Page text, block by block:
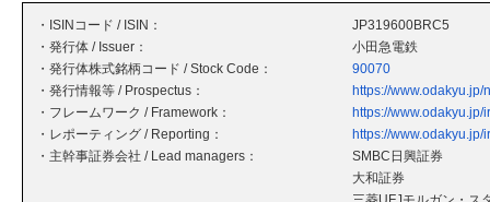
・ISINコード / ISIN：
JP319600BRC5
・発行体 / Issuer：
小田急電鉄
・発行体株式銘柄コード / Stock Code：
90070
・発行情報等 / Prospectus：
https://
・フレームワーク / Framework：
https://
・レポーティング / Reporting：
https://
・主幹事証券会社 / Lead managers：
SMBC日興証券
大和証券